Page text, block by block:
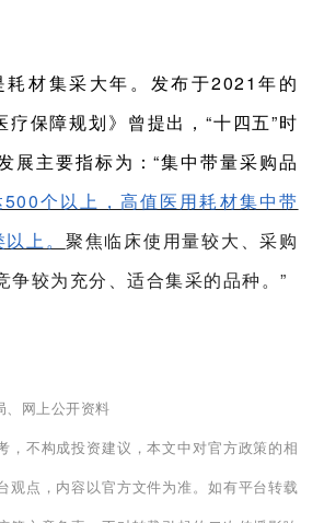
材集采大年。发布于2021年的
疗保障规划》曾提出，“十四五”时
展主要指标为：“集中带量采购品
个以上，高值医用耗材集中带
上。 聚焦临床使用量较大、采购
争较为充分、适合集采的品种。”
、网上公开资料
，不构成投资建议，本文中对官方政策的相
观点，内容以官方文件为准。如有平台转载